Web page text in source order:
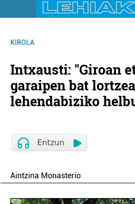
KIROLA
Intxausti: "Giroan
garaipen bat
lehendabiziko
Aintzina Monasterio